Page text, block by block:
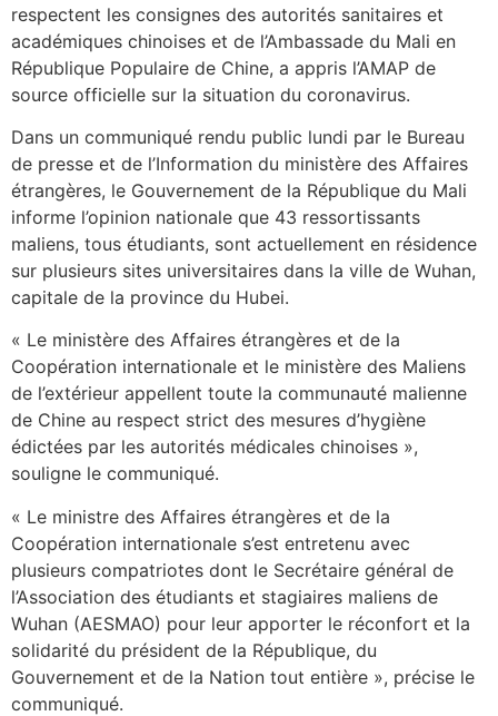
respectent les consignes des autorités sanitaires et
académiques chinoises et de l’Ambassade du Mali en
République Populaire de Chine, a appris l’AMAP de
source officielle sur la situation du coronavirus.
Dans un communiqué rendu public lundi par le Bureau
de presse et de l’Information du ministère des Affaires
étrangères, le Gouvernement de la République du Mali
informe l’opinion nationale que 43 ressortissants
maliens, tous étudiants, sont actuellement en résidence
sur plusieurs sites universitaires dans la ville de Wuhan,
capitale de la province du Hubei.
« Le ministère des Affaires étrangères et de la
Coopération internationale et le ministère des Maliens
de l’extérieur appellent toute la communauté malienne
de Chine au respect strict des mesures d’hygiène
édictées par les autorités médicales chinoises »,
souligne le communiqué.
« Le ministre des Affaires étrangères et de la
Coopération internationale s’est entretenu avec
plusieurs compatriotes dont le Secrétaire général de
l’Association des étudiants et stagiaires maliens de
Wuhan (AESMAO) pour leur apporter le réconfort et la
solidarité du président de la République, du
Gouvernement et de la Nation tout entière », précise le
communiqué.